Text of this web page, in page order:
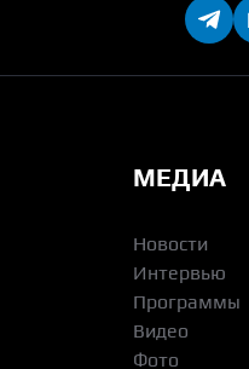
МЕДИА
Новости
Интервью
Программы
Видео
Фото